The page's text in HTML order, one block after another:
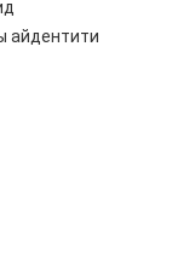
айдентити